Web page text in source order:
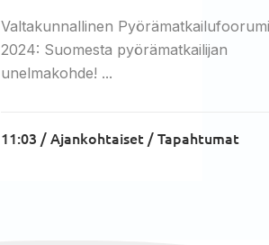
Valtakunnallinen Pyörämatkailufoorumi
2024: Suomesta pyörämatkailijan
unelmakohde! ...
11:03 /Ajankohtaiset /Tapahtumat